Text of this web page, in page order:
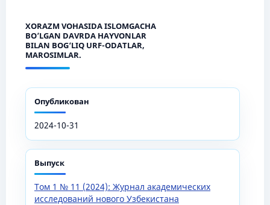
XORAZM VOHASIDA ISLOMGACHA
BO’LGAN DAVRDA HAYVONLAR
BILAN BOG‘LIQ URF-ODATLAR,
MAROSIMLAR.
Опубликован
2024-10-31
Выпуск
Том 1 № 11 (2024): Журнал академических
исследований нового Узбекистана